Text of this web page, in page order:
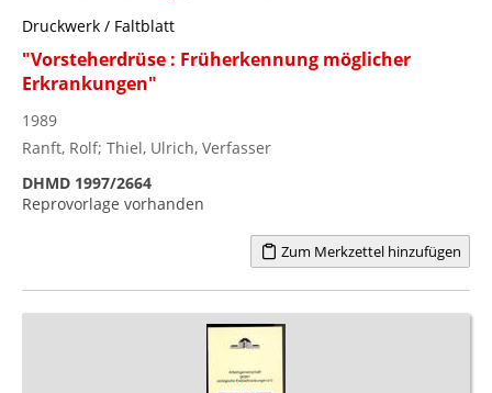
Druckwerk / Faltblatt
"Vorsteherdrüse : Früherkennung möglicher
Erkrankungen"
1989
Ranft, Rolf; Thiel, Ulrich, Verfasser
DHMD 1997/2664
Reprovorlage vorhanden
Zum Merkzettel hinzufügen